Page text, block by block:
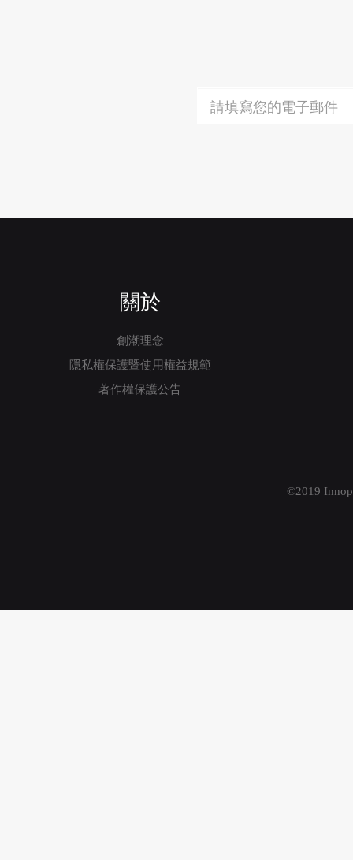
關於
創潮理念
隱私權保護暨使用權益規範
著作權保護公告
©2019